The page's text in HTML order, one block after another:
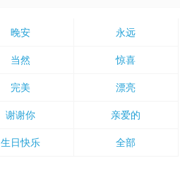
晚安 永远
当然 惊喜
完美 漂亮
谢谢你 亲爱的
生日快乐 全部